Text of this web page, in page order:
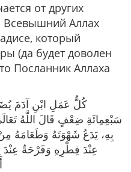
от других
Всевышний Аллах
который
(да будет доволен
Посланник Аллаха
كُلُّ عَمَلِ ابْنِ آدَمَ
سَبْعِمِائَةِ ضِعْفٍ قَالَ اللَّهُ
بِهِ، يَدَعُ شَهْوَتَهُ وَطَعَامَهُ
عِنْدَ فِطْرِهِ وَفَرْحَةٌ عِنْدَ